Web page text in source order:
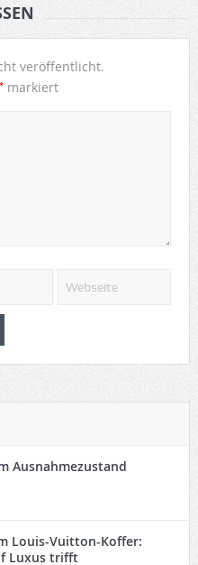
veröffentlicht.
*markiert
Ausnahmezustand
Louis-Vuitton-Koffer:
Luxus trifft